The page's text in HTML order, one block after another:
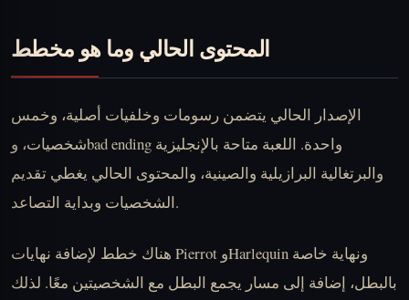
المحتوى الحالي وما هو مخطط
الإصدار الحالي يتضمن رسومات وخلفيات أصلية، وخمس
شخصيات، وbad ending واحدة. اللعبة متاحة بالإنجليزية
والبرتغالية البرازيلية والصينية، والمحتوى الحالي يغطي تقديم
الشخصيات وبداية التصاعد.
هناك خطط لإضافة نهايات Pierrot وHarlequin ونهاية خاصة
بالبطل، إضافة إلى مسار يجمع البطل مع الشخصيتين معًا. لذلك